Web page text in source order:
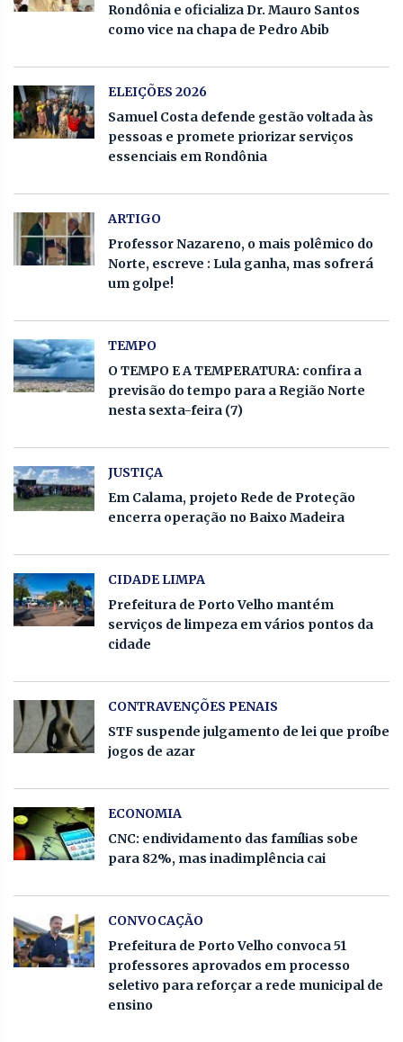
Rondônia e oficializa Dr. Mauro Santos
como vice na chapa de Pedro Abib
ELEIÇÕES 2026
Samuel Costa defende gestão voltada às
pessoas e promete priorizar serviços
essenciais em Rondônia
ARTIGO
Professor Nazareno, o mais polêmico do
Norte, escreve : Lula ganha, mas sofrerá
um golpe!
TEMPO
O TEMPO E A TEMPERATURA: confira a
previsão do tempo para a Região Norte
nesta sexta-feira (7)
JUSTIÇA
Em Calama, projeto Rede de Proteção
encerra operação no Baixo Madeira
CIDADE LIMPA
Prefeitura de Porto Velho mantém
serviços de limpeza em vários pontos da
cidade
CONTRAVENÇÕES PENAIS
STF suspende julgamento de lei que proíbe
jogos de azar
ECONOMIA
CNC: endividamento das famílias sobe
para 82%, mas inadimplência cai
CONVOCAÇÃO
Prefeitura de Porto Velho convoca 51
professores aprovados em processo
seletivo para reforçar a rede municipal de
ensino